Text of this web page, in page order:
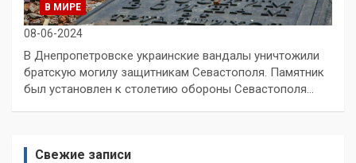
В МИРЕ
08-06-2024
В Днепропетровске украинские вандалы уничтожили
братскую могилу защитникам Севастополя. Памятник
был установлен к столетию обороны Севастополя…
Свежие записи